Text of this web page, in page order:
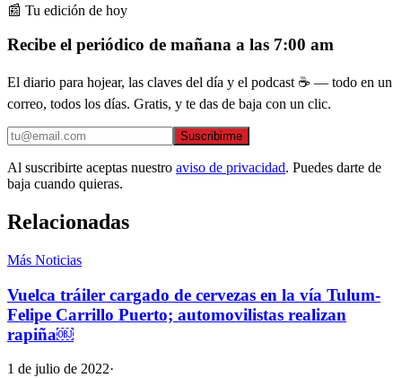
📰 Tu edición de hoy
Recibe el periódico de mañana a las 7:00 am
El diario para hojear, las claves del día y el podcast ☕ — todo en un
correo, todos los días. Gratis, y te das de baja con un clic.
Suscribirme
Al suscribirte aceptas nuestro aviso de privacidad. Puedes darte de
baja cuando quieras.
Relacionadas
Más Noticias
Vuelca tráiler cargado de cervezas en la vía Tulum-
Felipe Carrillo Puerto; automovilistas realizan
rapiña￼
1 de julio de 2022·